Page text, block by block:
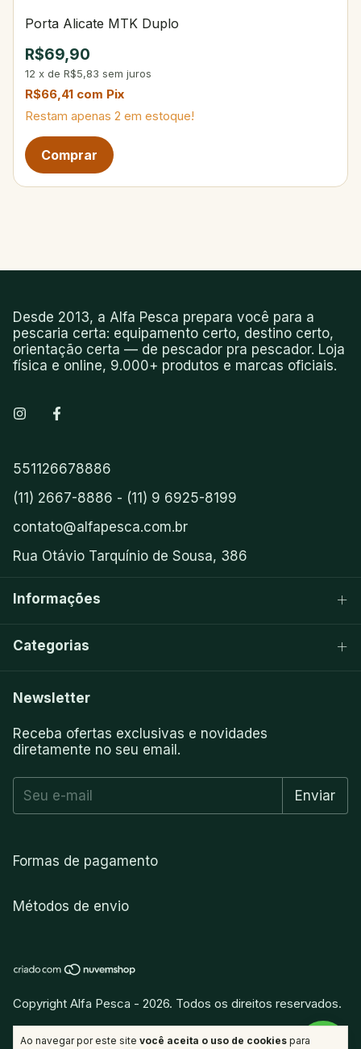
Ao navegar por este site você aceita o uso de cookies para
Porta Alicate MTK Duplo
R$69,90
12 x de R$5,83 sem juros
R$66,41 com Pix
Restam apenas 2 em estoque!
Desde 2013, a Alfa Pesca prepara você para a
pescaria certa: equipamento certo, destino certo,
orientação certa — de pescador pra pescador. Loja
física e online, 9.000+ produtos e marcas oficiais.
551126678886
(11) 2667-8886 - (11) 9 6925-8199
contato@alfapesca.com.br
Rua Otávio Tarquínio de Sousa, 386
Informações
Categorias
Newsletter
Receba ofertas exclusivas e novidades
diretamente no seu email.
Formas de pagamento
Métodos de envio
Copyright Alfa Pesca - 2026. Todos os direitos reservados.
Desenvolvido porvitamina.